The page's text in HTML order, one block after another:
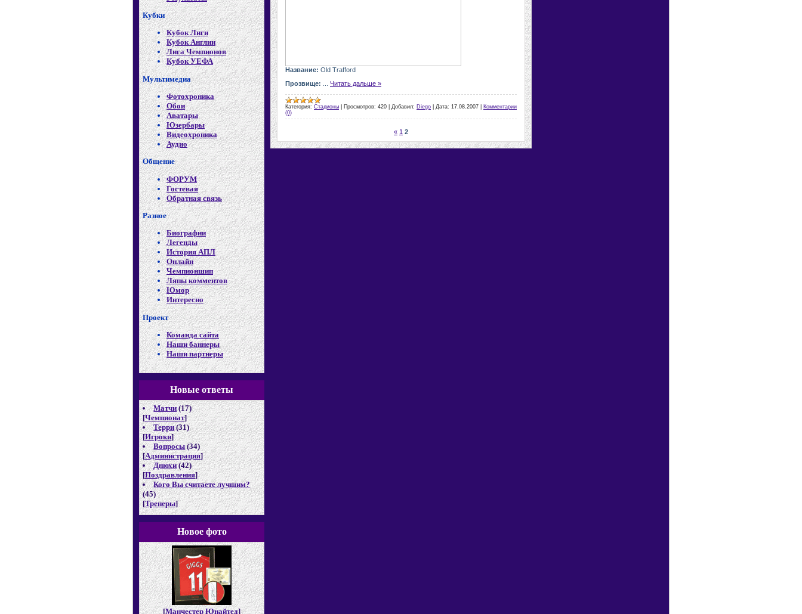
Кубки
Кубок Лиги
Кубок Англии
Лига Чемпионов
Кубок УЕФА
Мультимедиа
Фотохроника
Обои
Аватары
Юзербары
Видеохроника
Аудио
Общение
ФОРУМ
Гостевая
Обратная связь
Разное
Биографии
Легенды
История АПЛ
Онлайн
Чемпионшип
Ляпы комментов
Юмор
Интересно
Проект
Команда сайта
Наши баннеры
Наши партнеры
Новые ответы
Матчи (17)
[Чемпионат]
Терри (31)
[Игроки]
Вопросы (34)
[Администрация]
Днюхи (42)
[Поздравления]
Кого Вы считаете лучшим?
(45)
[Тренеры]
Новое фото
[Манчестер Юнайтед]
Название: Old Trafford
Прозвище: Читать дальше »
Категория: Стадионы Просмотров: 420 Добавил: Diego Дата: 17.08.2007
Комментарии
(0)
« 1 2